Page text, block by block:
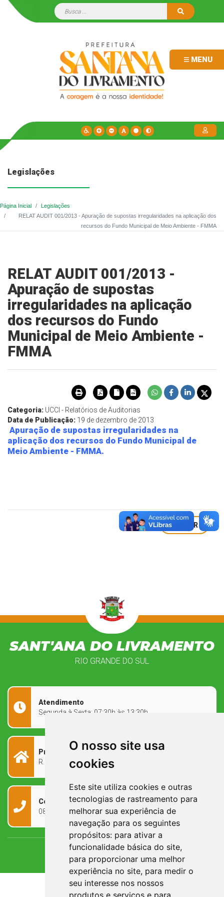
O nosso site usa
cookies
Este site utiliza cookies e outras
tecnologias de rastreamento para
melhorar sua experiência de
navegação para os seguintes
propósitos: para ativar a
funcionalidade básica do site,
para proporcionar uma melhor
experiência no site, para medir o
seu interesse nos nossos
produtos e serviços e para
MENU
Legislações
Página Inicial
Legislações
RELAT AUDIT 001/2013 - Apuração de supostas irregularidades na aplicação dos
recursos do Fundo Municipal de Meio Ambiente - FMMA
RELAT AUDIT 001/2013 -
Apuração de supostas
irregularidades na aplicação
dos recursos do Fundo
Municipal de Meio Ambiente -
FMMA
Categoria: UCCI - Relatórios de Auditorias
Data de Publicação: 19 de dezembro de 2013
Apuração de supostas irregularidades na
aplicação dos recursos do Fundo Municipal de
Meio Ambiente - FMMA.
VOLTAR
SANT'ANA DO LIVRAMENTO
RIO GRANDE DO SUL
Atendimento
Segunda à Sexta: 07:30h às 13:30h
Prefeitura Municipal
R. Rivadávia Corrêa, 858 - Centro - RS, 97573-010
Contato
0800 090 2050